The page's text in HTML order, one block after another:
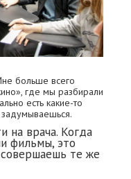
больше всего
где мы разбирали
есть какие-то
на врача. Когда
фильмы, это
те же